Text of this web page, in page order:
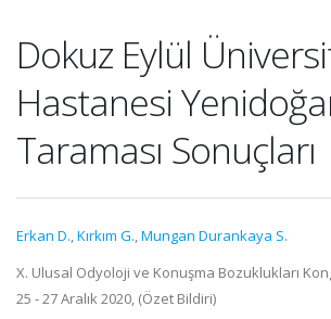
Dokuz Eylül
Hastanesi
Taraması Sonuçları
Erkan D.,Kırkım G.,Mungan Durankaya S.
X. Ulusal Odyoloji ve Konuşma Bozuklukları
25 - 27 Aralık 2020, (Özet Bildiri)